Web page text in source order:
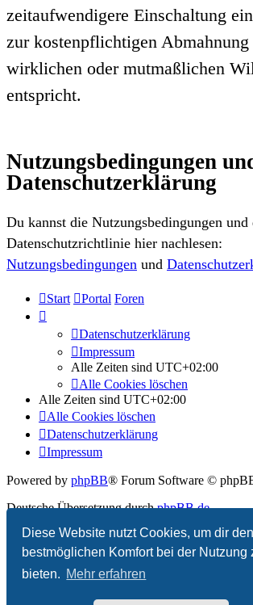
Diese Website nutzt Cookies, um dir den
bestmöglichen Komfort bei der Nutzung
bieten. Mehr erfahren
zeitaufwendigere Einschaltung
zur kostenpflichtigen
wirklichen oder mutmaßlichen
entspricht.
Nutzungsbedingungen
Datenschutzerklärung
Du kannst die Nutzungsbedingungen und
Datenschutzrichtlinie hier nachlesen:
Nutzungsbedingungen und
Start Portal Foren
Datenschutzerklärung
Impressum
Alle Zeiten sind UTC+02:00
Alle Cookies löschen
Alle Zeiten sind UTC+02:00
Alle Cookies löschen
Datenschutzerklärung
Impressum
Powered by phpBB® Forum Software ©
Deutsche Übersetzung durchphpBB.de
Datenschutz |Nutzungsbedingungen